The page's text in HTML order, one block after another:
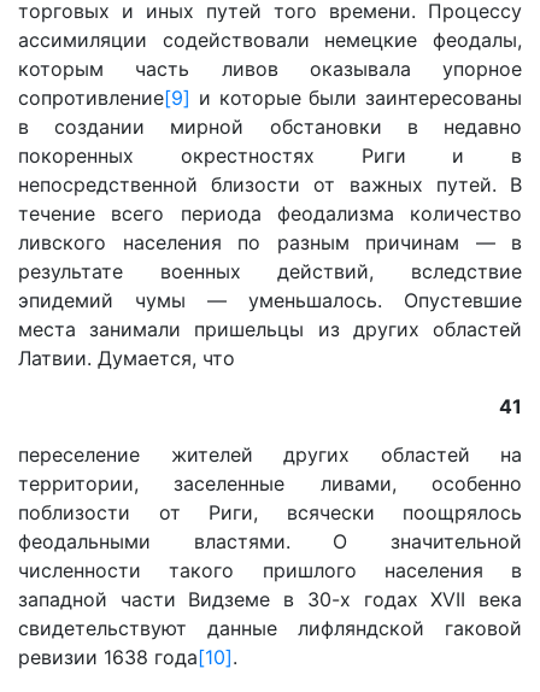
торговых и иных путей того времени. Процессу
ассимиляции содействовали немецкие феодалы,
которым часть ливов оказывала упорное
сопротивление[9] и которые были заинтересованы
в создании мирной обстановки в недавно
покоренных окрестностях Риги и в
непосредственной близости от важных путей. В
течение всего периода феодализма количество
ливского населения по разным причинам — в
результате военных действий, вследствие
эпидемий чумы — уменьшалось. Опустевшие
места занимали пришельцы из других областей
Латвии. Думается, что
41
переселение жителей других областей на
территории, заселенные ливами, особенно
поблизости от Риги, всячески поощрялось
феодальными властями. О значительной
численности такого пришлого населения в
западной части Видземе в 30-х годах XVII века
свидетельствуют данные лифляндской гаковой
ревизии 1638 года[10].